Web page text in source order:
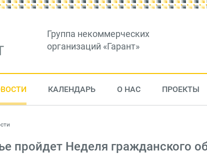
Группа некоммерческих
организаций «Гарант»
КАЛЕНДАРЬ О НАС ПРОЕКТЫ
пройдет Неделя гражданского